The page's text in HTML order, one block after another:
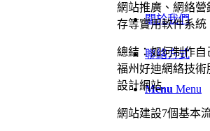
關於我們
聯絡方式
Menu Menu
網站推廣、網絡
存等實用軟件系
總結：如何制作
福州好迪網絡技
設計網站.
網站建設7個基本